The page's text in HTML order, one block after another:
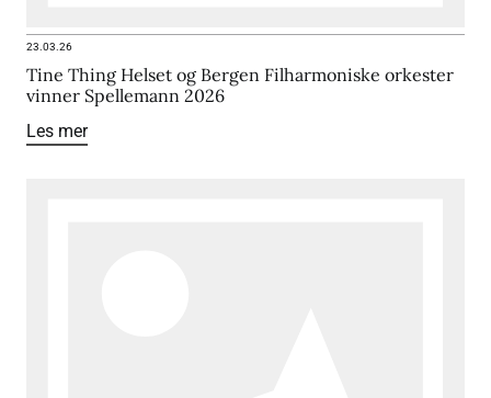
23.03.26
Tine Thing Helset og Bergen Filharmoniske orkester
vinner Spellemann 2026
Les mer